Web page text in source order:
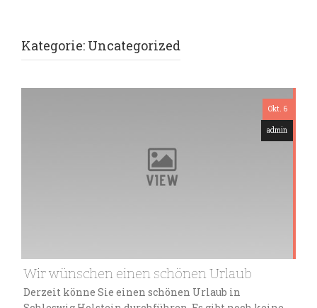
Kategorie: Uncategorized
Okt. 6
admin
Wir wünschen einen schönen Urlaub
Derzeit könne Sie einen schönen Urlaub in